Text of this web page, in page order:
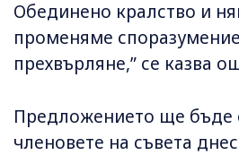
Обединено кралство и
променяме
прехвърляне,” се казва
Предложението ще бъде
членовете на съвета